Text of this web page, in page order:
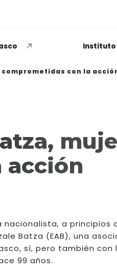
Instituto
que significa
comprometidas con la
acción
a principios
Batza (EAB), una
sí, pero también con
99 años.